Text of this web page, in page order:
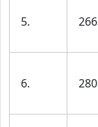
5. 266
6. 280